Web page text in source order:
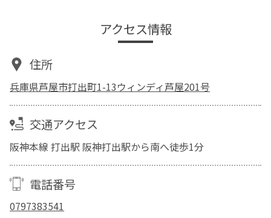
アクセス情報
住所
兵庫県芦屋市打出町1-13ウィンディ芦屋201号
交通アクセス
阪神本線 打出駅 阪神打出駅から南へ徒歩1分
電話番号
0797383541